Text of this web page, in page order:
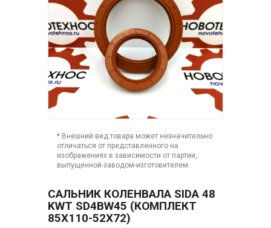
* Внешний вид товара может незначительно
отличаться от представленного на
изображениях в зависимости от партии,
выпущенной заводом-изготовителем.
САЛЬНИК КОЛЕНВАЛА SIDA 48
KWT SD4BW45 (КОМПЛЕКТ
85Х110-52Х72)